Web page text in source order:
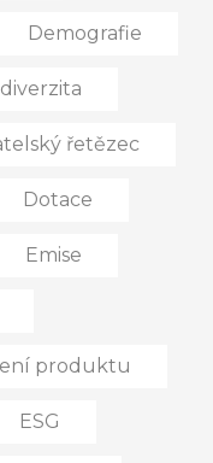
Demografie
diverzita
řetězec
Dotace
Emise
produktu
ESG